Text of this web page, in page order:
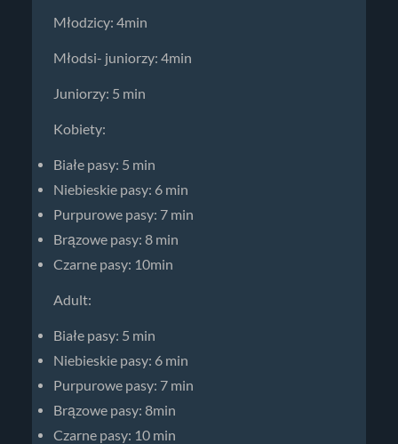
Młodzicy: 4min
Młodsi- juniorzy: 4min
Juniorzy: 5 min
Kobiety:
Białe pasy: 5 min
Niebieskie pasy: 6 min
Purpurowe pasy: 7 min
Brązowe pasy: 8 min
Czarne pasy: 10min
Adult:
Białe pasy: 5 min
Niebieskie pasy: 6 min
Purpurowe pasy: 7 min
Brązowe pasy: 8min
Czarne pasy: 10 min